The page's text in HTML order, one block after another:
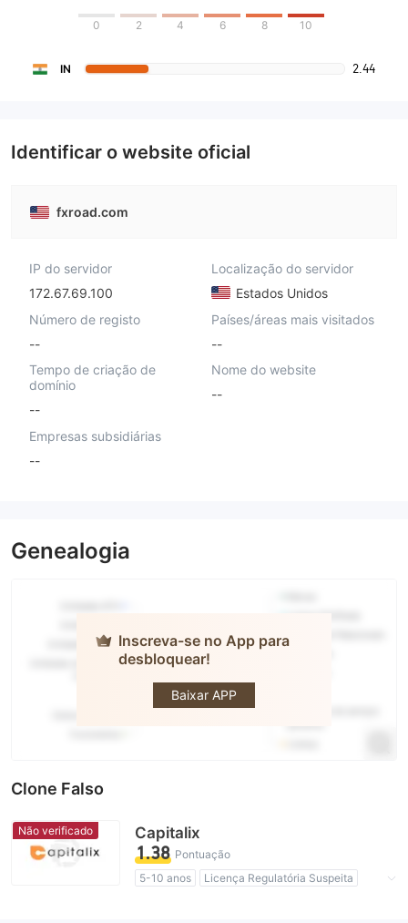
0 2 4 6 8 10
IN 2.44
Identificar o website oficial
fxroad.com
IP do servidor
172.67.69.100
Localização do servidor
Estados Unidos
Número de registo
--
Países/áreas mais visitados
--
Tempo de criação de
domínio
--
Nome do website
--
Empresas subsidiárias
--
Genealogia
Inscreva-se no App para
desbloquear!
Baixar APP
FXROAD.com
Clone Falso
Não verificado Capitalix
1.38 Pontuação
5-10 anos
Licença Regulatória Suspeita